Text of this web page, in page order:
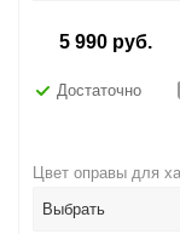
5 990 руб.
Достаточно
Цвет оправы для
Выбрать